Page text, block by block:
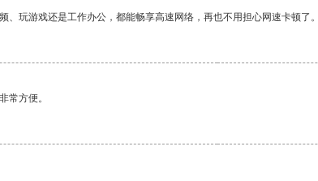
玩游戏还是工作办公，都能畅享高速网络，再也不用担心网速卡顿了。
常方便。